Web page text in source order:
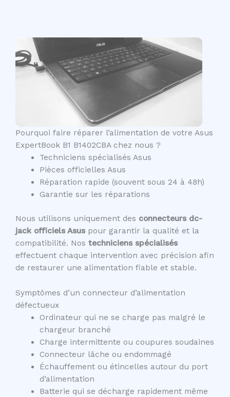
Pourquoi faire réparer l’alimentation de votre Asus
ExpertBook B1 B1402CBA chez nous ?
Techniciens spécialisés Asus
Pièces officielles Asus
Réparation rapide (souvent sous 24 à 48h)
Garantie sur les réparations
Nous utilisons uniquement des connecteurs dc-
jack officiels Asuspour garantir la qualité et la
compatibilité. Nos techniciens spécialisés
effectuent chaque intervention avec précision afin
de restaurer une alimentation fiable et stable.
Symptômes d’un connecteur d’alimentation
défectueux
Ordinateur qui ne se charge pas malgré le
chargeur branché
Charge intermittente ou coupures soudaines
Connecteur lâche ou endommagé
Échauffement ou étincelles autour du port
d’alimentation
Batterie qui se décharge rapidement même